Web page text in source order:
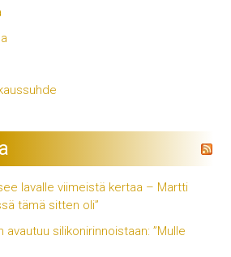
lavalle viimeistä kertaa – Martti
tämä sitten oli”
avautuu silikonirinnoistaan: ”Mulle